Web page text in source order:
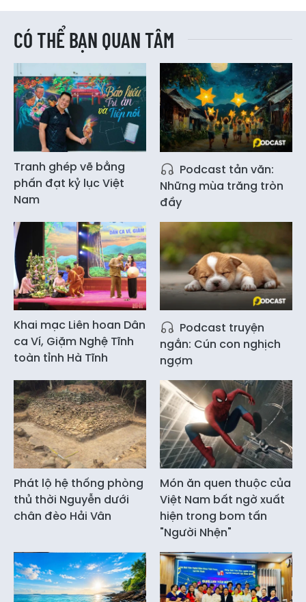
CÓ THỂ BẠN QUAN TÂM
Tranh ghép vẽ bằng
phấn đạt kỷ lục Việt
Nam
Podcast tản văn:
Những mùa trăng tròn
đầy
Khai mạc Liên hoan Dân
ca Ví, Giặm Nghệ Tĩnh
toàn tỉnh Hà Tĩnh
Podcast truyện
ngắn: Cún con nghịch
ngợm
Phát lộ hệ thống phòng
thủ thời Nguyễn dưới
chân đèo Hải Vân
Món ăn quen thuộc của
Việt Nam bất ngờ xuất
hiện trong bom tấn
"Người Nhện"